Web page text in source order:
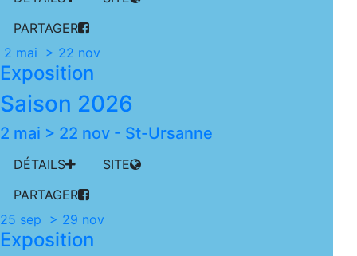
PARTAGER
2 mai > 22 nov
Exposition
Saison 2026
2 mai > 22 nov - St-Ursanne
DÉTAILS
SITE
PARTAGER
25 sep > 29 nov
Exposition